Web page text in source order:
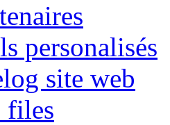
personalisés
site web
files